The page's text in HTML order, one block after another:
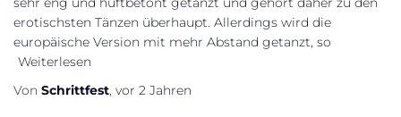
erotischsten Tänzen überhaupt. Allerdings wird die
europäische Version mit mehr Abstand getanzt, so
Weiterlesen
Von Schrittfest, vor 2 Jahren